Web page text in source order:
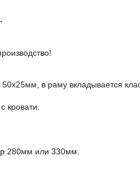
в раму вкладывается
кровати.
280мм или 330мм.